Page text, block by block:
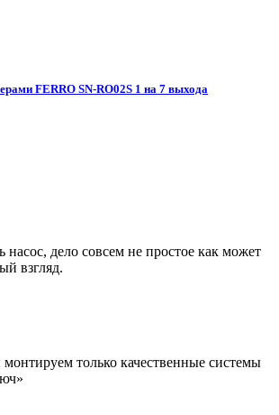
FERRO SN-RO02S 1 на 7 выхода
насос, дело совсем не простое как может
взгляд.
только качественные системы